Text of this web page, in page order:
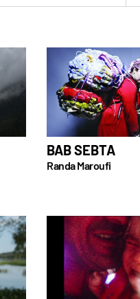
BAB SEBTA
Randa Maroufi